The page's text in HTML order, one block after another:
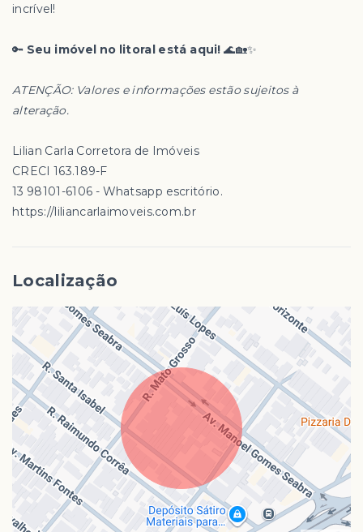
incrível!
🔑 Seu imóvel no litoral está aqui! 🌊🏡✨
ATENÇÃO: Valores e informações estão sujeitos à
alteração.
Lilian Carla Corretora de Imóveis
CRECI 163.189-F
13 98101-6106 - Whatsapp escritório.
https://liliancarlaimoveis.com.br
Localização